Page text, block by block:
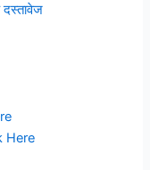
Here